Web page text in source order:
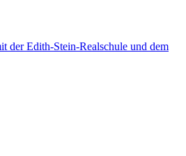
der Edith-Stein-Realschule und dem